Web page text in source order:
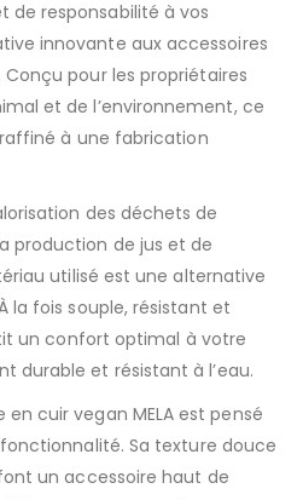
de responsabilité à vos
innovante aux accessoires
pour les propriétaires
et de l’environnement, ce
à une fabrication
des déchets de
production de jus et de
utilisé est une alternative
la fois souple, résistant et
un confort optimal à votre
durable et résistant à l’eau.
cuir vegan MELA est pensé
Sa texture douce
un accessoire haut de